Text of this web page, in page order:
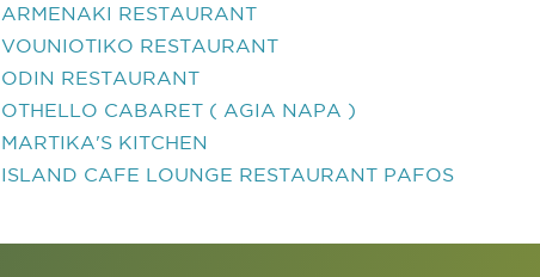
ARMENAKI RESTAURANT
VOUNIOTIKO RESTAURANT
ODIN RESTAURANT
OTHELLO CABARET ( AGIA NAPA )
MARTIKA'S KITCHEN
ISLAND CAFE LOUNGE RESTAURANT PAFOS